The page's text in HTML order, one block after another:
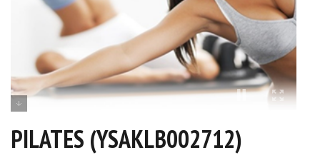
PILATES (YSAKLB002712)